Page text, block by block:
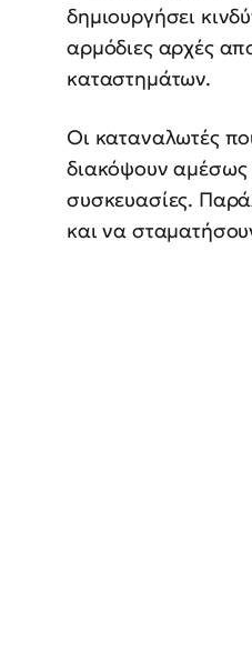
δημιουργήσει
αρμόδιες αρχές
καταστημάτων.
Οι καταναλωτές
διακόψουν αμέσως
συσκευασίες.
και να